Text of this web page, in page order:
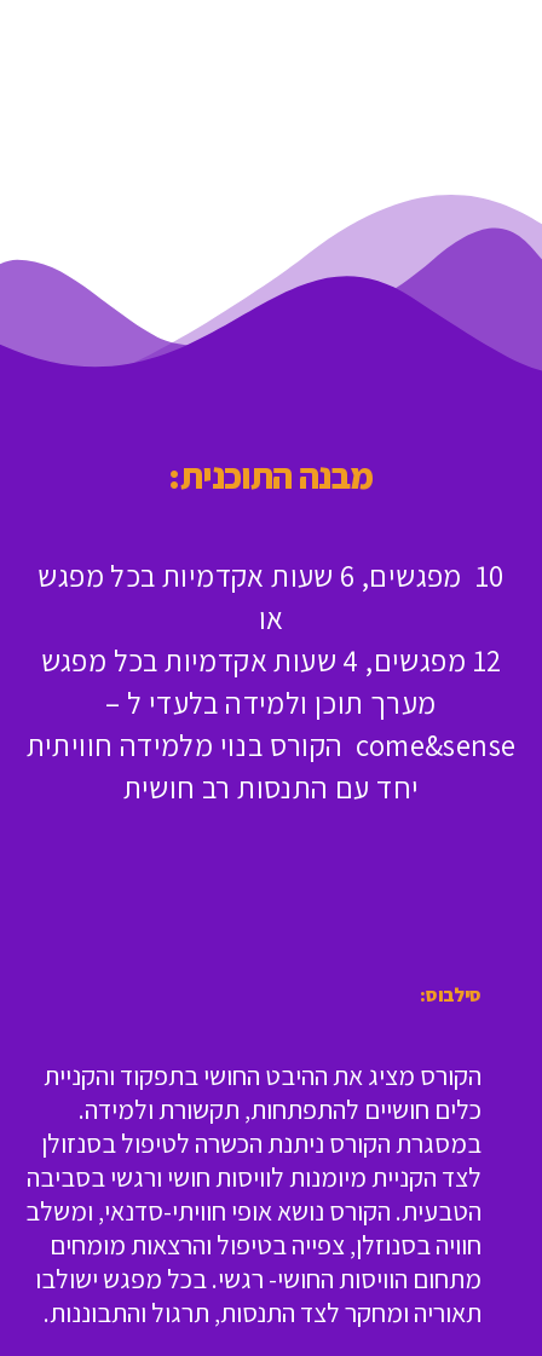
מבנה התוכנית:
10 מפגשים, 6 שעות אקדמיות בכל מפגש
או
12 מפגשים, 4 שעות אקדמיות בכל מפגש
מערך תוכן ולמידה בלעדי ל –
come&sense הקורס בנוי מלמידה חוויתית
יחד עם התנסות רב חושית
סילבוס:
הקורס מציג את ההיבט החושי בתפקוד והקניית
כלים חושיים להתפתחות, תקשורת ולמידה.
במסגרת הקורס ניתנת הכשרה לטיפול בסנזולן
לצד הקניית מיומנות לוויסות חושי ורגשי בסביבה
הטבעית. הקורס נושא אופי חוויתי-סדנאי, ומשלב
חוויה בסנוזלן, צפייה בטיפול והרצאות מומחים
מתחום הוויסות החושי- רגשי. בכל מפגש ישולבו
תאוריה ומחקר לצד התנסות, תרגול והתבוננות.